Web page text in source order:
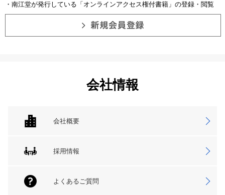
・南江堂が発行している「オンラインアクセス権付書籍」の登録・閲覧
会社情報
会社概要
採用情報
よくあるご質問